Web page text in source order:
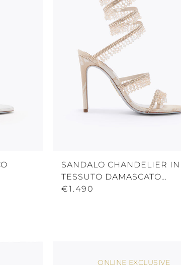
SANDALO CHANDELIER IN
TESSUTO DAMASCATO
CHAMPAGNE 105
€1.490
ONLINE EXCLUSIVE